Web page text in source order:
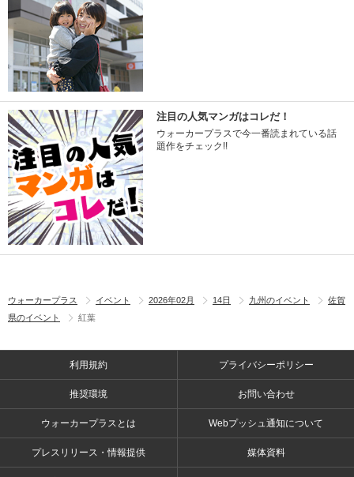
注目の人気マンガはコレだ！
ウォーカープラスで今一番読まれている話
題作をチェック!!
ウォーカープラス イベント 2026年02月 14日 九州のイベント
佐賀
県のイベント
紅葉
利用規約 プライバシーポリシー
推奨環境 お問い合わせ
ウォーカープラスとは Webプッシュ通知について
プレスリリース・情報提供 媒体資料